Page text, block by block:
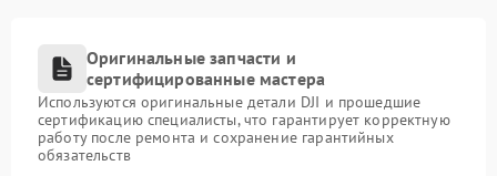
Оригинальные запчасти и
сертифицированные мастера
Используются оригинальные детали DJI и прошедшие
сертификацию специалисты, что гарантирует корректную
работу после ремонта и сохранение гарантийных
обязательств